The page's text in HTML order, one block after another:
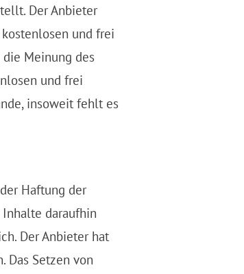
Der Anbieter
und frei
Meinung des
und frei
insoweit fehlt es
Haftung der
daraufhin
Der Anbieter hat
Setzen von